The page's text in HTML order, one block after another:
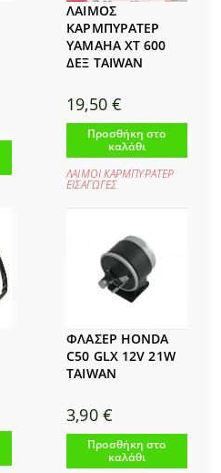
ΛΑΙΜΟΣ
ΚΑΡΜΠΥΡΑΤΕΡ
YAMAHA XT 600
ΔΕΞ TAIWAN
19,50 €
Προσθήκη στο
καλάθι
ΛΑΙΜΟΙ ΚΑΡΜΠΥΡΑΤΕΡ
ΕΙΣΑΓΩΓΕΣ
ΦΛΑΣΕΡ HONDA
C50 GLX 12V 21W
TAIWAN
3,90 €
Προσθήκη στο
καλάθι